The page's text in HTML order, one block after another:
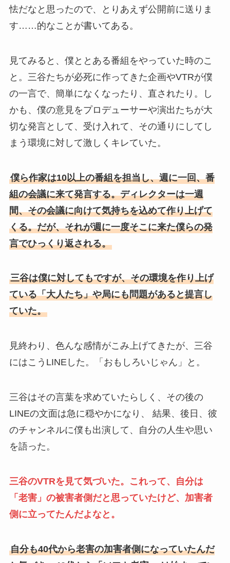
怯だなと思ったので、とりあえず公開前に送りま
す……的なことが書いてある。
見てみると、僕ととある番組をやっていた時のこ
と。三谷たちが必死に作ってきた企画やVTRが僕
の一言で、簡単になくなったり、直されたり。し
かも、僕の意見をプロデューサーや演出たちが大
切な発言として、受け入れて、その通りにしてし
まう環境に対して激しくキレていた。
僕ら作家は10以上の番組を担当し、週に一回、番
組の会議に来て発言する。ディレクターは一週
間、その会議に向けて気持ちを込めて作り上げて
くる。だが、それが週に一度そこに来た僕らの発
言でひっくり返される。
三谷は僕に対してもですが、その環境を作り上げ
ている「大人たち」や局にも問題があると提言し
ていた。
見終わり、色んな感情がこみ上げてきたが、三谷
にはこうLINEした。「おもしろいじゃん」と。
三谷はその言葉を求めていたらしく、その後の
LINEの文面は急に穏やかになり、 結果、後日、彼
のチャンネルに僕も出演して、自分の人生や思い
を語った。
三谷のVTRを見て気づいた。これって、自分は
「老害」の被害者側だと思っていたけど、加害者
側に立ってたんだよなと。
自分も40代から老害の加害者側になっていたんだ